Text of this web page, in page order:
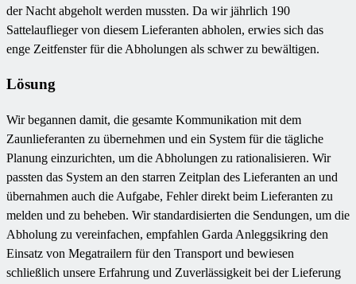
der Nacht abgeholt werden mussten. Da wir jährlich 190
Sattelauflieger von diesem Lieferanten abholen, erwies sich das
enge Zeitfenster für die Abholungen als schwer zu bewältigen.
Lösung
Wir begannen damit, die gesamte Kommunikation mit dem
Zaunlieferanten zu übernehmen und ein System für die tägliche
Planung einzurichten, um die Abholungen zu rationalisieren. Wir
passten das System an den starren Zeitplan des Lieferanten an und
übernahmen auch die Aufgabe, Fehler direkt beim Lieferanten zu
melden und zu beheben. Wir standardisierten die Sendungen, um die
Abholung zu vereinfachen, empfahlen Garda Anleggsikring den
Einsatz von Megatrailern für den Transport und bewiesen
schließlich unsere Erfahrung und Zuverlässigkeit bei der Lieferung